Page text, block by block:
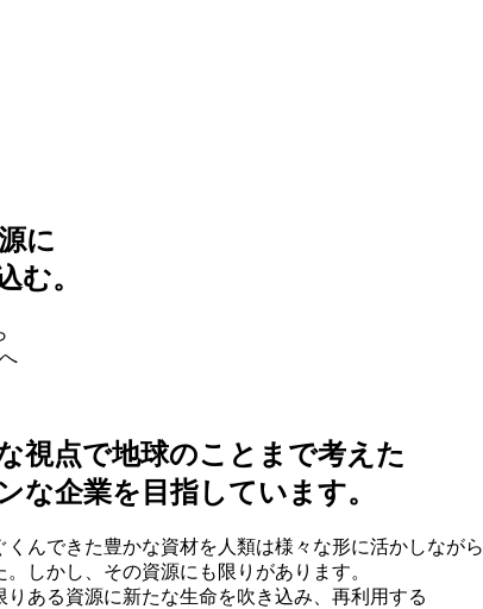
に
む。
視点で地球のことまで考えた
な企業を目指しています。
んできた豊かな資材を人類は様々な形に活かしながら
しかし、その資源にも限りがあります。
ある資源に新たな生命を吹き込み、再利用する